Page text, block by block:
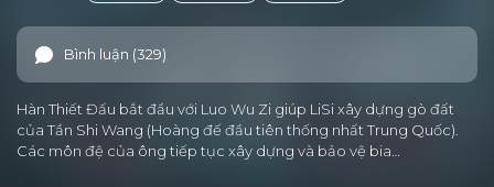
Bình luận (329)
Hàn Thiết Đấu bắt đầu với Luo Wu Zi giúp LiSi xây dựng gò đất
của Tần Shi Wang (Hoàng đế đầu tiên thống nhất Trung Quốc).
Các môn đệ của ông tiếp tục xây dựng và bảo vệ bia…